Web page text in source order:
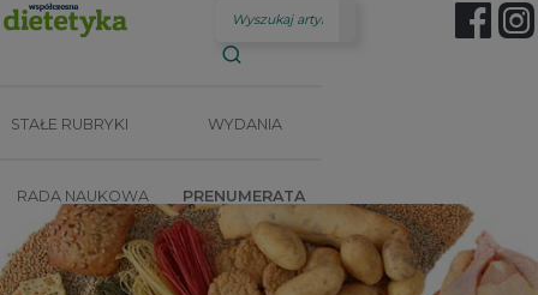
STAŁE RUBRYKI WYDANIA
RADA NAUKOWA PRENUMERATA
SZKOLENIA SKLEP